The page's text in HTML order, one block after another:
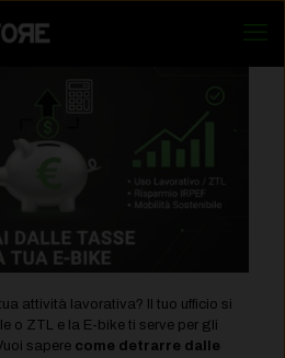
attività lavorativa? Il tuo ufficio si
o ZTL e la E-bike ti serve per gli
sapere come detrarre dalle